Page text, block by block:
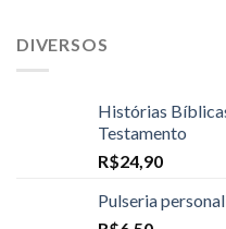
DIVERSOS
Histórias
Testamento
R$24,90
Pulseria